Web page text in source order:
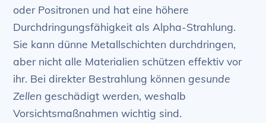
oder Positronen und hat eine höhere
Durchdringungsfähigkeit als Alpha-Strahlung.
Sie kann dünne Metallschichten durchdringen,
aber nicht alle Materialien schützen effektiv vor
ihr. Bei direkter Bestrahlung können gesunde
Zellen geschädigt werden, weshalb
Vorsichtsmaßnahmen wichtig sind.